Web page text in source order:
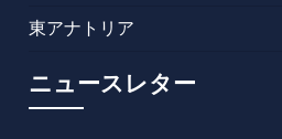
東アナトリア
ニュースレター